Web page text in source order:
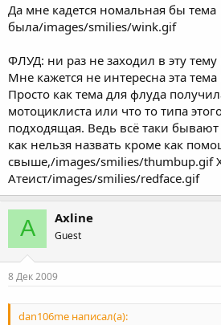
Да мне кадется номальная бы тема
была/images/smilies/wink.gif
ФЛУД: ни раз не заходил в эту
Мне кажется не интересна эта
Просто как тема для флуда
мотоциклиста или что то типа
подходящая. Ведь всё таки
как нельзя назвать кроме как
свыше,/images/smilies/thumbup.gif
Атеист/images/smilies/redface.gif
A Axline
Guest
8 Дек 2009
dan106me написал(а):